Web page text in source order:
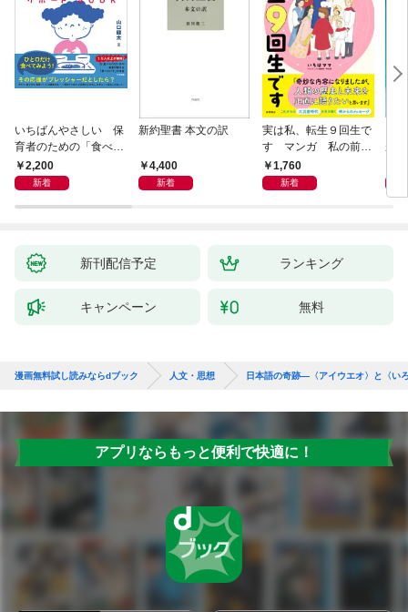
いちばんやさしい 保
育者のための「食べな
い子」サポートＢＯＯ
Ｋ 偏食・少食のお悩
2,200
新着
新約聖書 本文の訳
4,400
新着
実は私、転生９回生で
す マンガ 私の前世
物語1,760
新着
が
新刊配信予定 ランキング
キャンペーン 無料
漫画無料試し読みならdブック 人文・思想 日本語の奇跡—〈アイウエオ〉と〈い
アプリならもっと便利で快適に！